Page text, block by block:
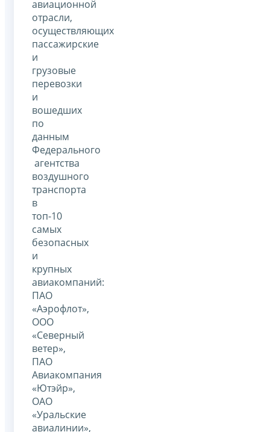
авиационной
отрасли,
осуществляющих
пассажирские
и
грузовые
перевозки
и
вошедших
по
данным
Федерального
агентства
воздушного
транспорта
в
топ-10
самых
безопасных
и
крупных
авиакомпаний:
ПАО
«Аэрофлот»,
ООО
«Северный
ветер»,
ПАО
Авиакомпания
«Ютэйр»,
ОАО
«Уральские
авиалинии»,